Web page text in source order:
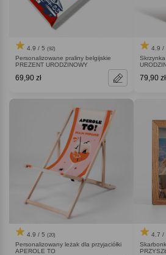
4.9 / 5 (92)
Personalizowane praliny belgijskie
PREZENT URODZINOWY
69,90 zł
4.9 /
79,90 zł
4.9 / 5 (20)
Personalizowany leżak dla przyjaciółki
APEROLE TO
4.7 /